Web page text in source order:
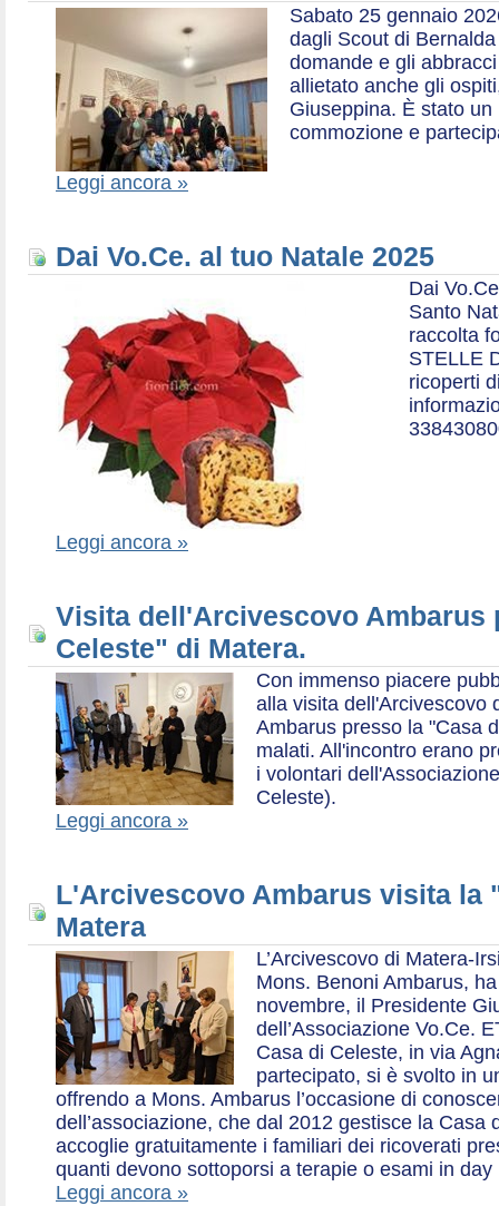
Sabato 25 gennaio
dagli Scout di
domande e gli
allietato anche gli
Giuseppina. È stato
commozione e
Leggi ancora »
Dai Vo.Ce. al tuo Natale 2025
Dai
Santo
raccolta
STELLE
ricoperti
Leggi ancora »
Visita dell'Arcivescovo Ambarus
Celeste" di Matera.
Con immenso piacere
alla visita dell'Arcivescovo
Ambarus presso la "Casa
malati. All'incontro erano
i volontari
Celeste).
Leggi ancora »
L'Arcivescovo Ambarus visita la
Matera
L’Arcivescovo di Matera-
Mons. Benoni Ambarus,
novembre, il Presidente
dell’Associazione Vo.Ce.
Casa di Celeste, in via
partecipato, si è svolto in
offrendo a Mons. Ambarus l’occasione di
dell’associazione, che dal 2012 gestisce la Casa
accoglie gratuitamente i familiari dei ricoverati
quanti devono sottoporsi a terapie o esami in day
Leggi ancora »